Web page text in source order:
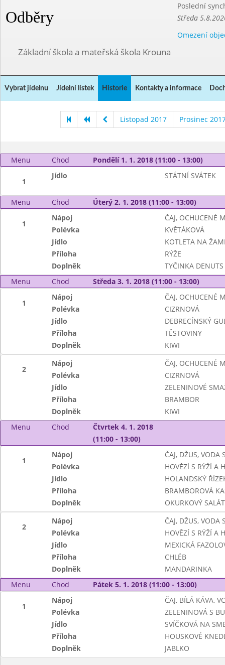
Odběry
Poslední
Středa
Omezení
Základní škola a mateřská škola Krouna
Vybrat jídelnu Jídelní lístek Historie Kontakty a informace
Listopad 2017 Prosinec
Menu Chod Pondělí 1. 1. 2018 (11:00 - 13:00)
1
Jídlo STÁTNÍ SVÁTEK
Menu Chod Úterý 2. 1. 2018 (11:00 - 13:00)
1
Nápoj
ČAJ, OCHUCENÉ
Polévka
KVĚTÁKOVÁ
Jídlo
KOTLETA NA
Příloha
RÝŽE
Doplněk
TYČINKA DENUTS
Menu
Chod Středa 3. 1. 2018 (11:00 - 13:00)
1
Nápoj
ČAJ, OCHUCENÉ
Polévka
CIZRNOVÁ
Jídlo
DEBRECÍNSKÝ
Příloha
TĚSTOVINY
Doplněk
KIWI
2
Nápoj
ČAJ, OCHUCENÉ
Polévka
CIZRNOVÁ
Jídlo
ZELENINOVÉ
Příloha
BRAMBOR
Doplněk
KIWI
Menu
Chod
Čtvrtek 4. 1. 2018
(11:00 - 13:00)
1
Nápoj
ČAJ, DŽUS, VODA
Polévka
HOVĚZÍ S RÝŽÍ A
Jídlo
HOLANDSKÝ
Příloha
BRAMBOROVÁ
Doplněk
OKURKOVÝ SALÁT
2
Nápoj
ČAJ, DŽUS, VODA
Polévka
HOVĚZÍ S RÝŽÍ A
Jídlo
MEXICKÁ
Příloha
CHLÉB
Doplněk
MANDARINKA
Menu
Chod Pátek 5. 1. 2018 (11:00 - 13:00)
1
Nápoj
ČAJ, BÍLÁ KÁVA,
Polévka
ZELENINOVÁ S
Jídlo
SVÍČKOVÁ NA
Příloha
HOUSKOVÉ
Doplněk
JABLKO